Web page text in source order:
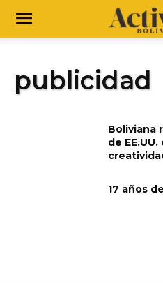
publicidad
Boliviana
de
17 años